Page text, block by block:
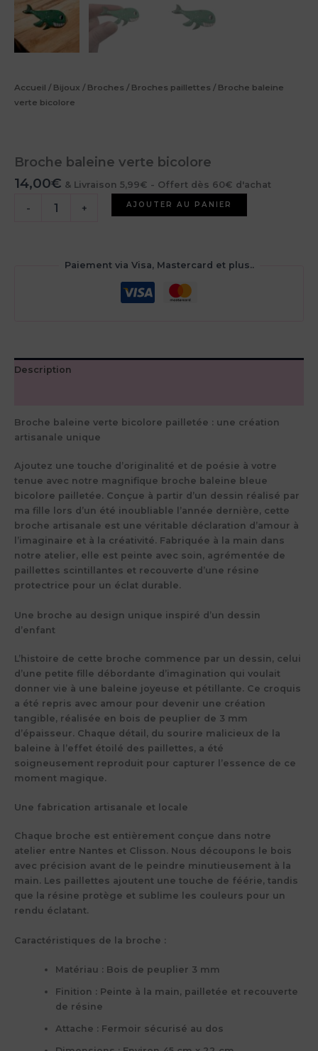
Accueil / Bijoux / Broches / Broches paillettes / Broche baleine
verte bicolore
Broche baleine verte bicolore
14,00€ & Livraison 5,99€ - Offert dès 60€ d'achat
- + AJOUTER AU PANIER
Paiement via Visa, Mastercard et plus..
Description
Broche baleine verte bicolore pailletée : une création
artisanale unique
Ajoutez une touche d’originalité et de poésie à votre
tenue avec notre magnifique broche baleine bleue
bicolore pailletée. Conçue à partir d’un dessin réalisé par
ma fille lors d’un été inoubliable l’année dernière, cette
broche artisanale est une véritable déclaration d’amour à
l’imaginaire et à la créativité. Fabriquée à la main dans
notre atelier, elle est peinte avec soin, agrémentée de
paillettes scintillantes et recouverte d’une résine
protectrice pour un éclat durable.
Une broche au design unique inspiré d’un dessin
d’enfant
L’histoire de cette broche commence par un dessin, celui
d’une petite fille débordante d’imagination qui voulait
donner vie à une baleine joyeuse et pétillante. Ce croquis
a été repris avec amour pour devenir une création
tangible, réalisée en bois de peuplier de 3 mm
d’épaisseur. Chaque détail, du sourire malicieux de la
baleine à l’effet étoilé des paillettes, a été
soigneusement reproduit pour capturer l’essence de ce
moment magique.
Une fabrication artisanale et locale
Chaque broche est entièrement conçue dans notre
atelier entre Nantes et Clisson. Nous découpons le bois
avec précision avant de le peindre minutieusement à la
main. Les paillettes ajoutent une touche de féérie, tandis
que la résine protège et sublime les couleurs pour un
rendu éclatant.
Caractéristiques de la broche :
Matériau : Bois de peuplier 3 mm
Finition : Peinte à la main, pailletée et recouverte
de résine
Attache : Fermoir sécurisé au dos